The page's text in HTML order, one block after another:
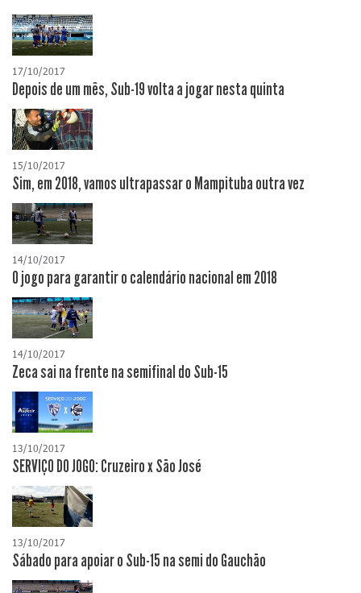
17/10/2017
Depois de um mês, Sub-19 volta a jogar nesta quinta
15/10/2017
Sim, em 2018, vamos ultrapassar o Mampituba outra vez
14/10/2017
O jogo para garantir o calendário nacional em 2018
14/10/2017
Zeca sai na frente na semifinal do Sub-15
13/10/2017
SERVIÇO DO JOGO: Cruzeiro x São José
13/10/2017
Sábado para apoiar o Sub-15 na semi do Gauchão